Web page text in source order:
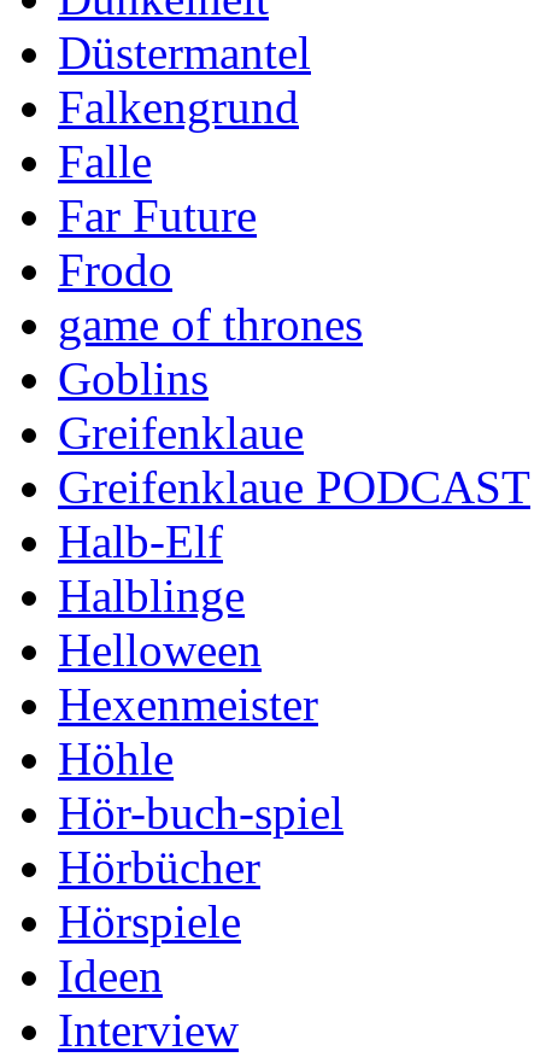
Düstermantel
Falkengrund
Falle
Far Future
Frodo
game of thrones
Goblins
Greifenklaue
Greifenklaue PODCAST
Halb-Elf
Halblinge
Helloween
Hexenmeister
Höhle
Hör-buch-spiel
Hörbücher
Hörspiele
Ideen
Interview